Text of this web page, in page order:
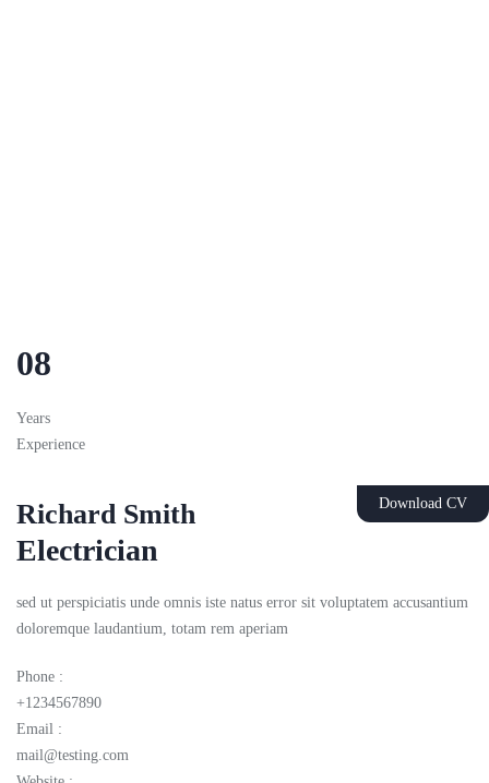
08
Years
Experience
Download CV
Richard Smith
Electrician
sed ut perspiciatis unde omnis iste natus error sit voluptatem accusantium
doloremque laudantium, totam rem aperiam
Phone :
+1234567890
Email :
mail@testing.com